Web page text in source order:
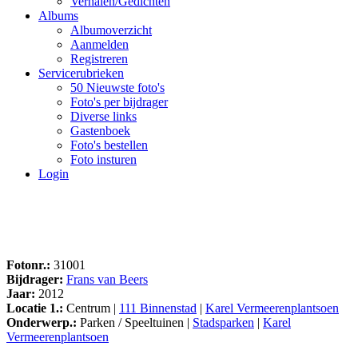
Albums
Albumoverzicht
Aanmelden
Registreren
Servicerubrieken
50 Nieuwste foto's
Foto's per bijdrager
Diverse links
Gastenboek
Foto's bestellen
Foto insturen
Login
Fotonr.: 31001
Bijdrager: Frans van Beers
Jaar: 2012
Locatie 1.: Centrum | 111 Binnenstad | Karel Vermeerenplantsoen
Onderwerp.: Parken / Speeltuinen | Stadsparken | Karel
Vermeerenplantsoen